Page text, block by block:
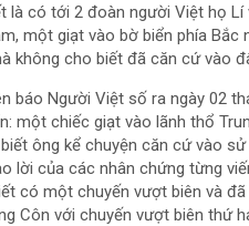
là có tới 2 đoàn người Việt họ
một giạt vào bờ biển phía Bắc
không cho biết đã căn cứ vào
báo Người Việt số ra ngày 02
chiếc giạt vào lãnh thổ
ông kể chuyện căn cứ vào
lời của các nhân chứng từng
có một chuyến vượt biên và
Côn với chuyến vượt biên thứ